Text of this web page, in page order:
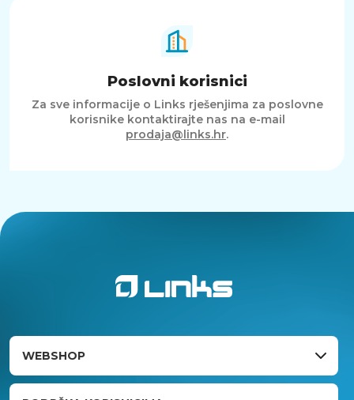
Poslovni korisnici
Za sve informacije o Links rješenjima za poslovne
korisnike kontaktirajte nas na e-mail
prodaja@links.hr.
WEBSHOP